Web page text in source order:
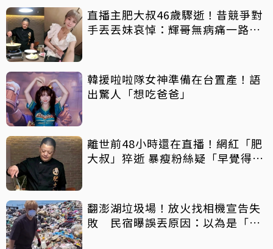
直播主肥大叔46歲驟逝！昔競爭對
手丟丟妹哀悼：輝哥無病痛一路好
韓援啦啦隊女神準備在台置產！語
出驚人「想吃爸爸」
離世前48小時還在直播！網紅「肥
大叔」猝逝 暴瘦粉絲疑「早覺得不
翻澎湖垃圾場！放火找相機宣告失
敗 民宿曝誤丟原因：以為是「按